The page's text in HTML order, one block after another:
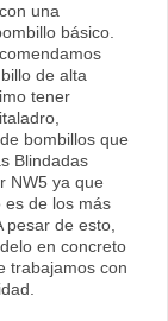
una
básico.
de alta
tener
bombillos que
Blindadas
NW5 ya que
es de los más
pesar de esto,
en concreto
trabajamos con